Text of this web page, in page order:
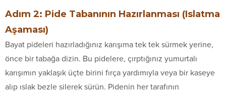
Adım 2: Pide Tabanının Hazırlanması (Islatma
Aşaması)
Bayat pideleri hazırladığınız karışıma tek tek sürmek yerine,
önce bir tabağa dizin. Bu pidelere, çırptığınız yumurtalı
karışımın yaklaşık üçte birini fırça yardımıyla veya bir kaseye
alıp ıslak bezle silerek sürün. Pidenin her tarafının